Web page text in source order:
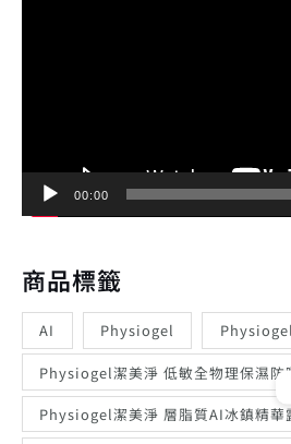
00:00
商品標籤
AI Physiogel
Physiogel潔美淨 低敏全物理保濕防
Physiogel潔美淨 層脂質AI冰鎮精華